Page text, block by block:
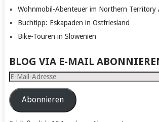
Wohnmobil-Abenteuer im Northern Territory
Buchtipp: Eskapaden in Ostfriesland
Bike-Touren in Slowenien
BLOG VIA E-MAIL
E-
Mail-
AdresseAbonnieren